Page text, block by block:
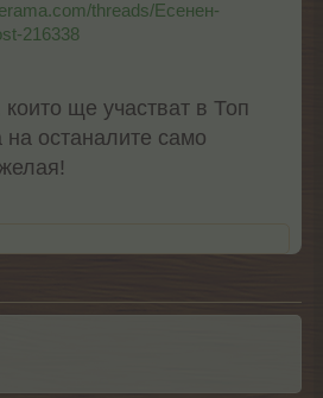
threads/Есенен-
216338
които ще участват в Топ
останалите само